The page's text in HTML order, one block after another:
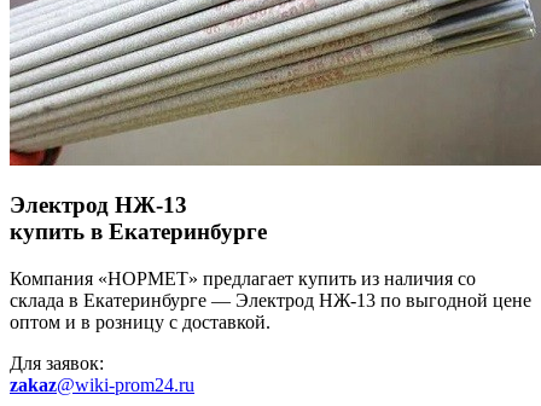
Электрод НЖ-13
купить в Екатеринбурге
Компания «НОРМЕТ» предлагает купить из наличия со
склада в Екатеринбурге — Электрод НЖ-13 по выгодной цене
оптом и в розницу с доставкой.
Для заявок:
zakaz@wiki-prom24.ru